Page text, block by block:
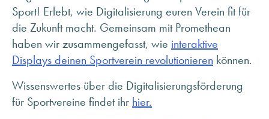
Sport! Erlebt, wie Digitalisierung euren Verein fit für
die Zukunft macht. Gemeinsam mit Promethean
haben wir zusammengefasst, wie interaktive
Displays deinen Sportverein revolutionieren können.
Wissenswertes über die Digitalisierungsförderung
für Sportvereine findet ihr hier.